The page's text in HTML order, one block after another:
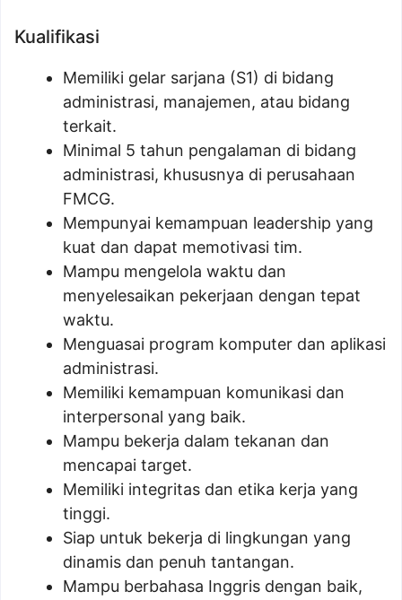
Kualifikasi
Memiliki gelar sarjana (S1) di bidang
administrasi, manajemen, atau bidang
terkait.
Minimal 5 tahun pengalaman di bidang
administrasi, khususnya di perusahaan
FMCG.
Mempunyai kemampuan leadership yang
kuat dan dapat memotivasi tim.
Mampu mengelola waktu dan
menyelesaikan pekerjaan dengan tepat
waktu.
Menguasai program komputer dan aplikasi
administrasi.
Memiliki kemampuan komunikasi dan
interpersonal yang baik.
Mampu bekerja dalam tekanan dan
mencapai target.
Memiliki integritas dan etika kerja yang
tinggi.
Siap untuk bekerja di lingkungan yang
dinamis dan penuh tantangan.
Mampu berbahasa Inggris dengan baik,